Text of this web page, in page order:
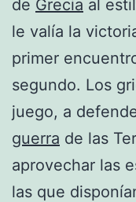
de Grecia al
le valía la
primer
segundo. Los
juego, a
guerra de las
aprovechar las
las que